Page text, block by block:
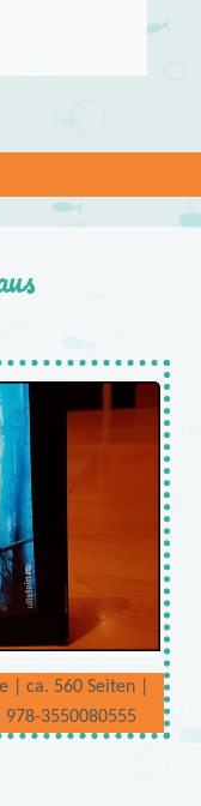
| ca. 560 Seiten |
3550080555